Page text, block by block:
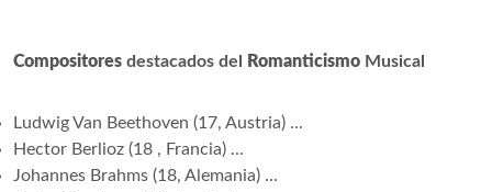
Compositores destacados del Romanticismo Musical
Ludwig Van Beethoven (17, Austria) ...
Hector Berlioz (18 , Francia) ...
Johannes Brahms (18, Alemania) ...